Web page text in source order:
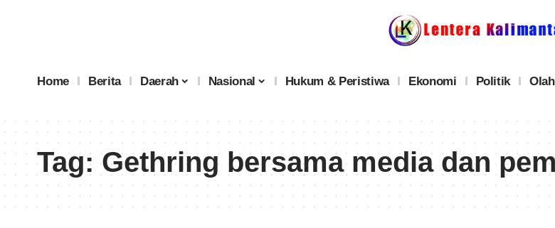
Home Berita Daerah Nasional Hukum & Peristiwa Ekonomi Politik
Tag:Gethring bersama media dan